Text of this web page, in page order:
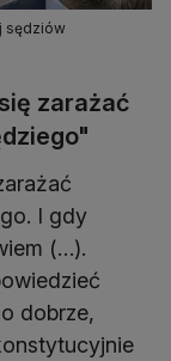
sędziów
zarażać
I gdy
(…).
dobrze,